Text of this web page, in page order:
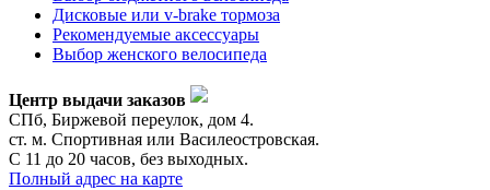
Дисковые или v-brake тормоза
Рекомендуемые аксессуары
Выбор женского велосипеда
Центр выдачи заказов
СПб, Биржевой переулок, дом 4.
ст. м. Спортивная или Василеостровская.
С 11 до 20 часов, без выходных.
Полный адрес на карте